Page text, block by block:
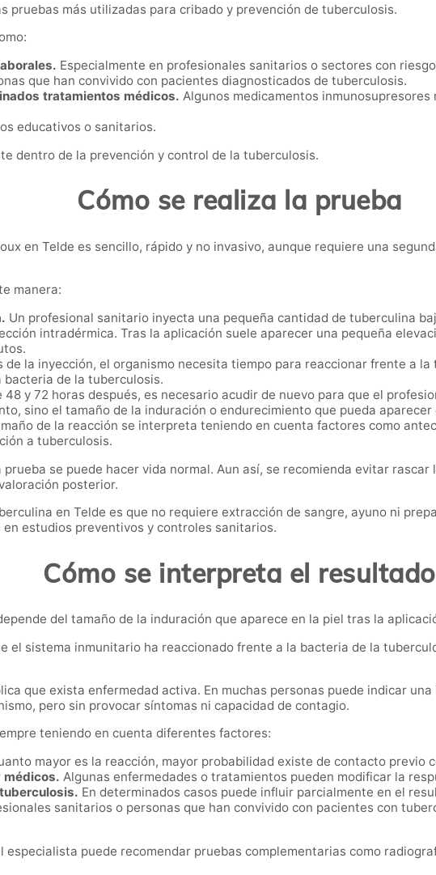
pruebas más utilizadas para cribado y prevención de tuberculosis.
Especialmente en profesionales sanitarios o sectores con
que han convivido con pacientes diagnosticados de tuberculosis.
tratamientos médicos. Algunos medicamentos
educativos o sanitarios.
dentro de la prevención y control de la tuberculosis.
Cómo se realiza la prueba
en Telde es sencillo, rápido y no invasivo, aunque requiere una
manera:
Un profesional sanitario inyecta una pequeña cantidad de tuberculina
intradérmica. Tras la aplicación suele aparecer una pequeña
de la inyección, el organismo necesita tiempo para reaccionar frente a
de la tuberculosis.
48 y 72 horas después, es necesario acudir de nuevo para que el
sino el tamaño de la induración o endurecimiento que pueda aparecer
de la reacción se interpreta teniendo en cuenta factores como
a tuberculosis.
se puede hacer vida normal. Aun así, se recomienda evitar
posterior.
en Telde es que no requiere extracción de sangre, ayuno ni
estudios preventivos y controles sanitarios.
Cómo se interpreta el resultado
del tamaño de la induración que aparece en la piel tras la
el sistema inmunitario ha reaccionado frente a la bacteria de la
que exista enfermedad activa. En muchas personas puede indicar
pero sin provocar síntomas ni capacidad de contagio.
teniendo en cuenta diferentes factores:
mayor es la reacción, mayor probabilidad existe de contacto previo
médicos. Algunas enfermedades o tratamientos pueden modificar la
En determinados casos puede influir parcialmente en el
sanitarios o personas que han convivido con pacientes con
especialista puede recomendar pruebas complementarias como